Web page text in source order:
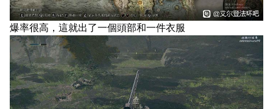
爆率很高，這就出了一個頭部和一件衣服